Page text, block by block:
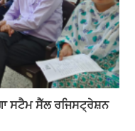
ਸਟੈਮ ਸੈੱਲ ਰਜਿਸਟ੍ਰੇਸ਼ਨ